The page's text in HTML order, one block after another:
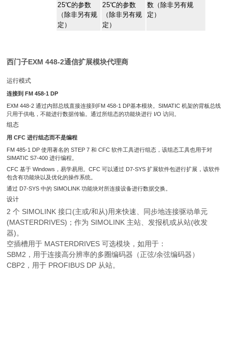
25℃的参数
（除非另有规
定）
25℃的参数
（除非另有规
定）
数（除非另有规
定）
西门子EXM 448-2通信扩展模块代理商
运行模式
连接到 FM 458-1 DP
EXM 448-2 通过内部总线直接连接到FM 458-1 DP基本模块。SIMATIC 机架的背板总线
只用于供电，不能进行数据传输。通过所组态的功能块进行 I/O 访问。
组态
用 CFC 进行组态而不是编程
FM 485-1 DP 使用著名的 STEP 7 和 CFC 软件工具进行组态，该组态工具也用于对
SIMATIC S7-400 进行编程。
CFC 基于 Windows，易学易用。CFC 可以通过 D7-SYS 扩展软件包进行扩展，该软件
包含有功能块以及优化的操作系统。
通过 D7-SYS 中的 SIMOLINK 功能块对所连接设备进行数据交换。
设计
2 个 SIMOLINK 接口(主或/和从)用来快速、同步地连接驱动单元
(MASTERDRIVES)；作为 SIMOLINK 主站、发报机或从站(收发
器)。
空插槽用于 MASTERDRIVES 可选模块，如用于：
SBM2，用于连接高分辨率的多圈编码器（正弦/余弦编码器）
CBP2，用于 PROFIBUS DP 从站。